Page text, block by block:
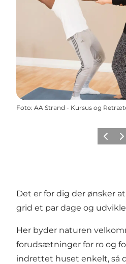
Foto: AA Strand - Kursus og
Forrige
Det er for dig der ønsker
grid et par dage og
Her byder naturen
forudsætninger for ro og
indrettet huset enkelt, så